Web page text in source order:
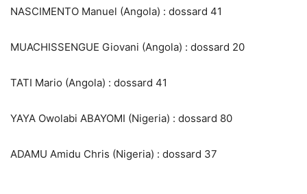
NASCIMENTO Manuel (Angola) : dossard 41
MUACHISSENGUE Giovani (Angola) : dossard 20
TATI Mario (Angola) : dossard 41
YAYA Owolabi ABAYOMI (Nigeria) : dossard 80
ADAMU Amidu Chris (Nigeria) : dossard 37